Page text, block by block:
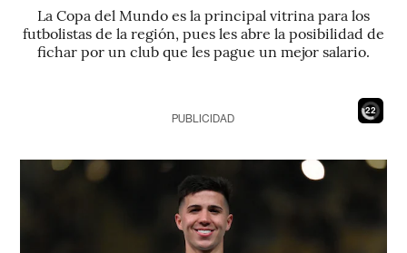
La Copa del Mundo es la principal vitrina para los
futbolistas de la región, pues les abre la posibilidad de
fichar por un club que les pague un mejor salario.
20
PUBLICIDAD